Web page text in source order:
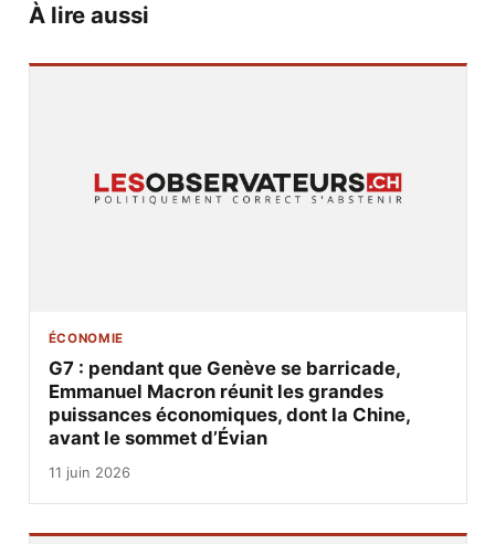
À lire aussi
ÉCONOMIE
G7 : pendant que Genève se barricade,
Emmanuel Macron réunit les grandes
puissances économiques, dont la Chine,
avant le sommet d’Évian
11 juin 2026